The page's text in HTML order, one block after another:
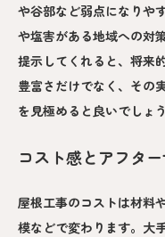
や谷部など弱点になりや
や塩害がある地域への対
提示してくれると、将来
豊富さだけでなく、その
を見極めると良いでしょう
コスト感とアフタ
屋根工事のコストは材料
模などで変わります。大